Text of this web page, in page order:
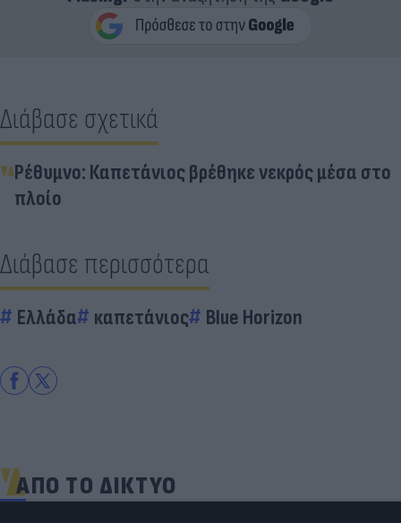
Διάβασε σχετικά
Ρέθυμνο: Καπετάνιος βρέθηκε νεκρός μέσα στο
πλοίο
Διάβασε περισσότερα
Ελλάδα καπετάνιος Blue Horizon
ΑΠΟ ΤΟ ΔΙΚΤΥΟ